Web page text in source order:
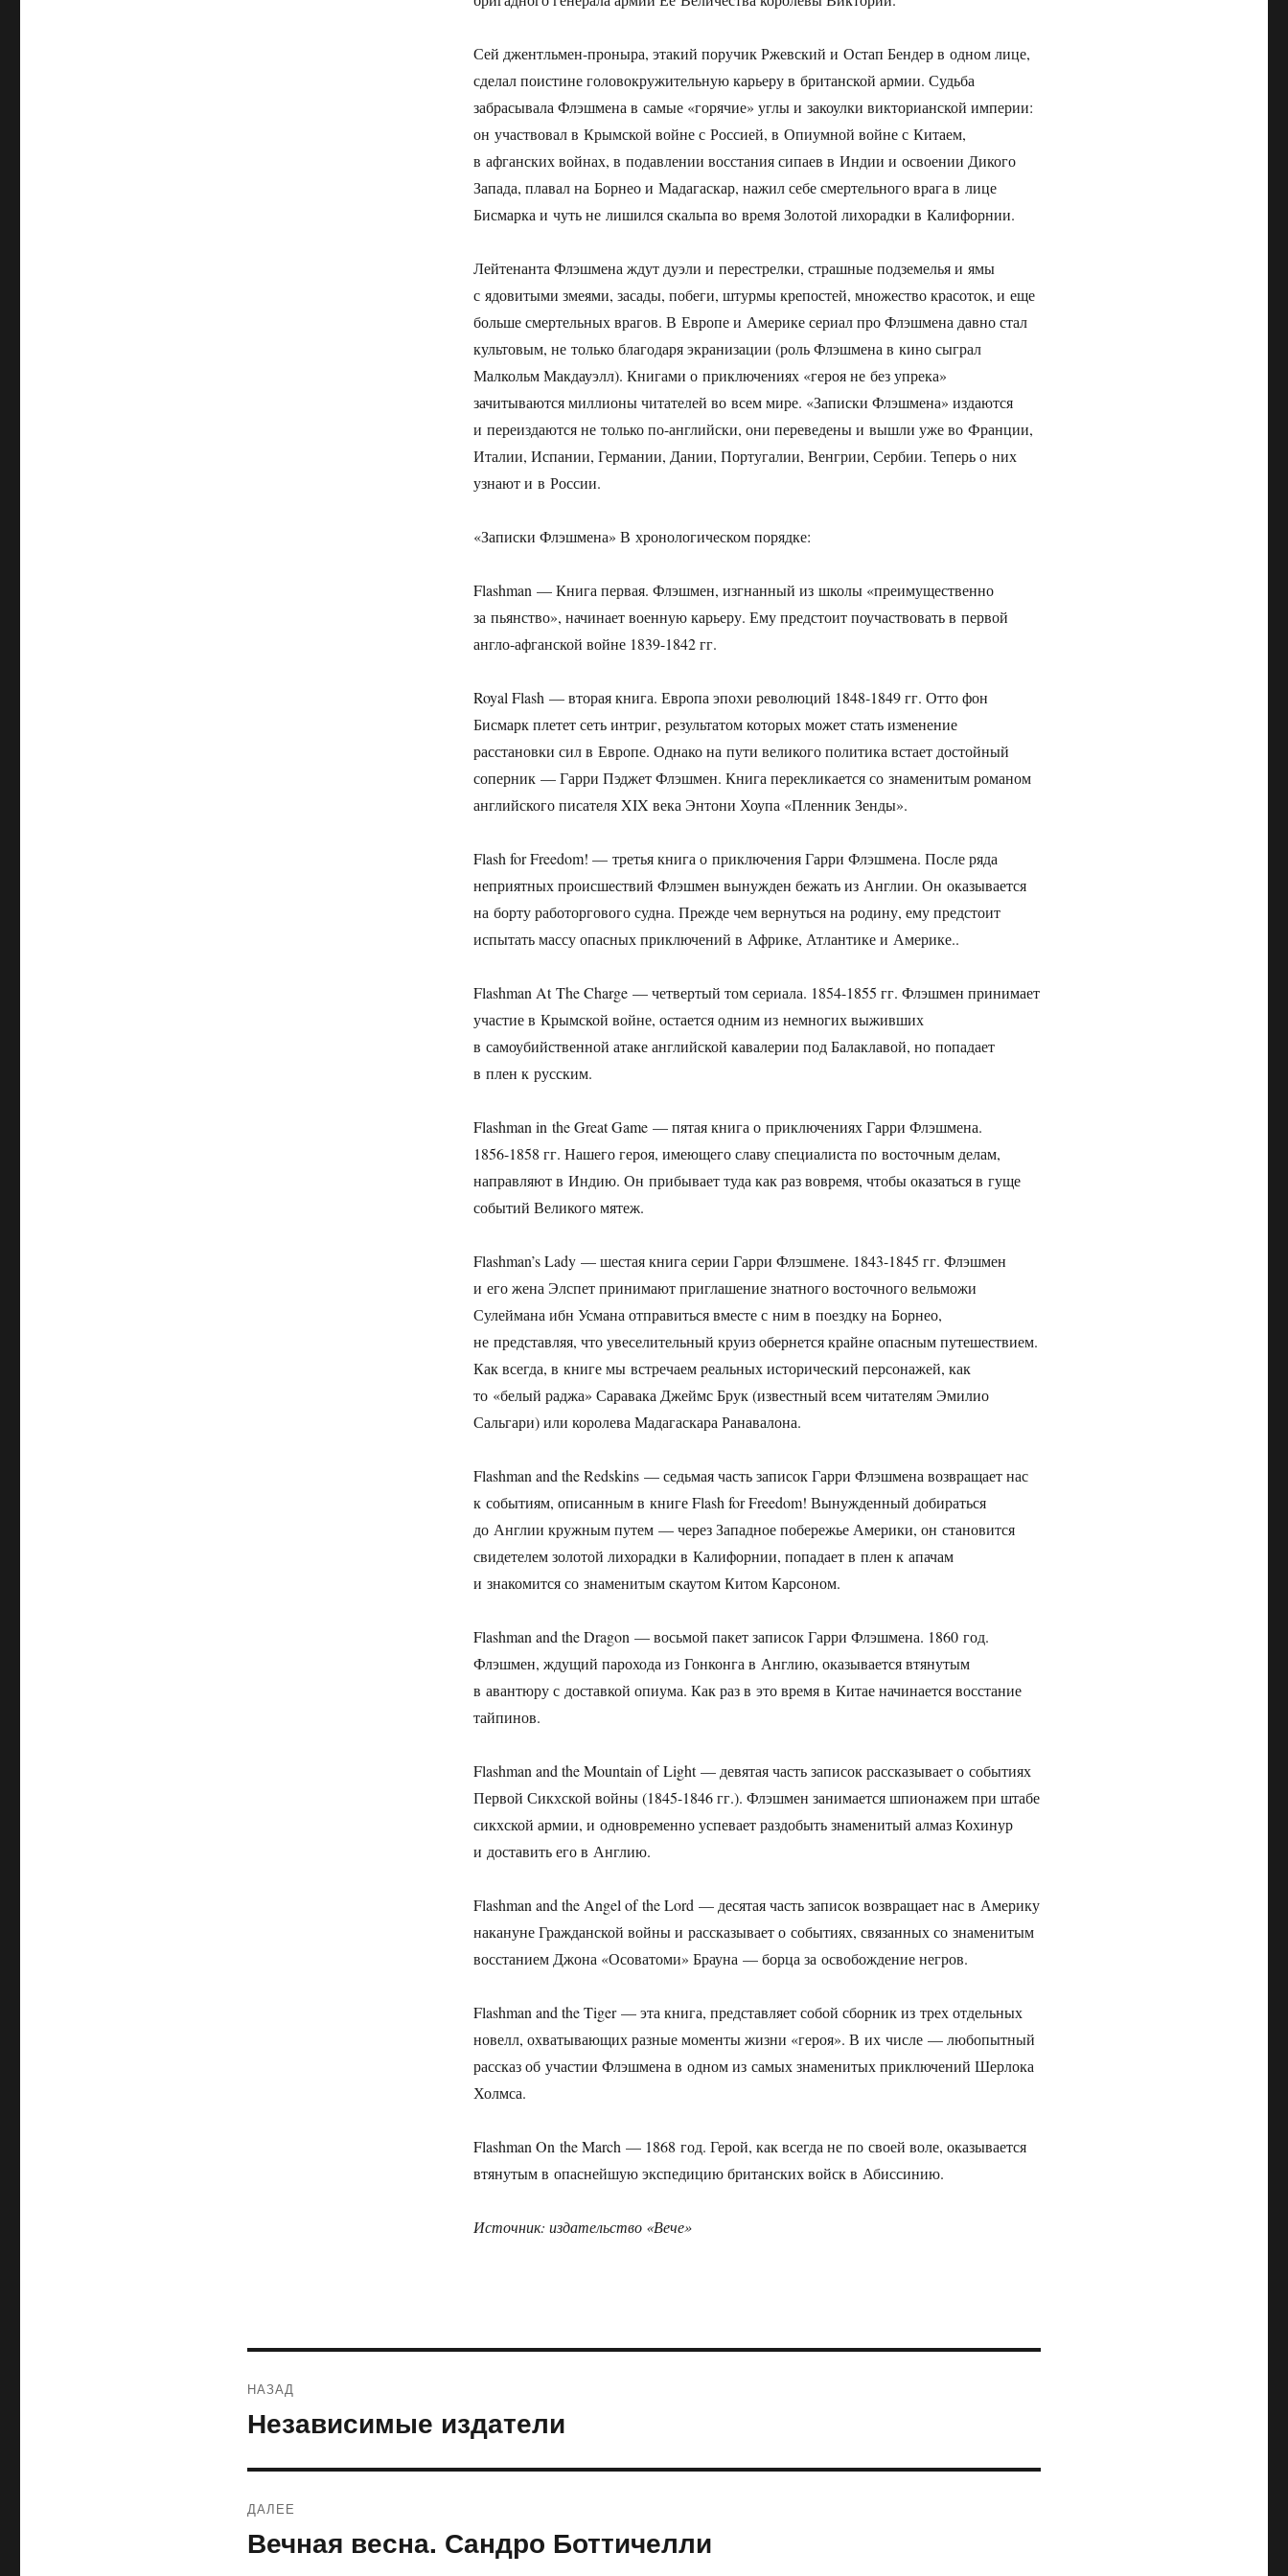
Сей джентльмен-проныра, этакий поручик Ржевский и Остап Бендер в одном лице,
сделал поистине головокружительную карьеру в британской армии. Судьба
забрасывала Флэшмена в самые «горячие» углы и закоулки викторианской империи:
он участвовал в Крымской войне с Россией, в Опиумной войне с Китаем,
в афганских войнах, в подавлении восстания сипаев в Индии и освоении Дикого
Запада, плавал на Борнео и Мадагаскар, нажил себе смертельного врага в лице
Бисмарка и чуть не лишился скальпа во время Золотой лихорадки в Калифорнии.
Лейтенанта Флэшмена ждут дуэли и перестрелки, страшные подземелья и ямы
с ядовитыми змеями, засады, побеги, штурмы крепостей, множество красоток, и еще
больше смертельных врагов. В Европе и Америке сериал про Флэшмена давно стал
культовым, не только благодаря экранизации (роль Флэшмена в кино сыграл
Малкольм Макдауэлл). Книгами о приключениях «героя не без упрека»
зачитываются миллионы читателей во всем мире. «Записки Флэшмена» издаются
и переиздаются не только по-английски, они переведены и вышли уже во Франции,
Италии, Испании, Германии, Дании, Португалии, Венгрии, Сербии. Теперь о них
узнают и в России.
«Записки Флэшмена» В хронологическом порядке:
Flashman — Книга первая. Флэшмен, изгнанный из школы «преимущественно
за пьянство», начинает военную карьеру. Ему предстоит поучаствовать в первой
англо-афганской войне 1839-1842 гг.
Royal Flash — вторая книга. Европа эпохи революций 1848-1849 гг. Отто фон
Бисмарк плетет сеть интриг, результатом которых может стать изменение
расстановки сил в Европе. Однако на пути великого политика встает достойный
соперник — Гарри Пэджет Флэшмен. Книга перекликается со знаменитым романом
английского писателя XIX века Энтони Хоупа «Пленник Зенды».
Flash for Freedom! — третья книга о приключения Гарри Флэшмена. После ряда
неприятных происшествий Флэшмен вынужден бежать из Англии. Он оказывается
на борту работоргового судна. Прежде чем вернуться на родину, ему предстоит
испытать массу опасных приключений в Африке, Атлантике и Америке..
Flashman At The Charge — четвертый том сериала. 1854-1855 гг. Флэшмен принимает
участие в Крымской войне, остается одним из немногих выживших
в самоубийственной атаке английской кавалерии под Балаклавой, но попадает
в плен к русским.
Flashman in the Great Game — пятая книга о приключениях Гарри Флэшмена.
1856-1858 гг. Нашего героя, имеющего славу специалиста по восточным делам,
направляют в Индию. Он прибывает туда как раз вовремя, чтобы оказаться в гуще
событий Великого мятеж.
Flashman’s Lady — шестая книга серии Гарри Флэшмене. 1843-1845 гг. Флэшмен
и его жена Элспет принимают приглашение знатного восточного вельможи
Сулеймана ибн Усмана отправиться вместе с ним в поездку на Борнео,
не представляя, что увеселительный круиз обернется крайне опасным путешествием.
Как всегда, в книге мы встречаем реальных исторический персонажей, как
то «белый раджа» Саравака Джеймс Брук (известный всем читателям Эмилио
Сальгари) или королева Мадагаскара Ранавалона.
Flashman and the Redskins — седьмая часть записок Гарри Флэшмена возвращает нас
к событиям, описанным в книге Flash for Freedom! Вынужденный добираться
до Англии кружным путем — через Западное побережье Америки, он становится
свидетелем золотой лихорадки в Калифорнии, попадает в плен к апачам
и знакомится со знаменитым скаутом Китом Карсоном.
Flashman and the Dragon — восьмой пакет записок Гарри Флэшмена. 1860 год.
Флэшмен, ждущий парохода из Гонконга в Англию, оказывается втянутым
в авантюру с доставкой опиума. Как раз в это время в Китае начинается восстание
тайпинов.
Flashman and the Mountain of Light — девятая часть записок рассказывает о событиях
Первой Сикхской войны(1845-1846 гг.). Флэшмен занимается шпионажем при штабе
сикхской армии, и одновременно успевает раздобыть знаменитый алмаз Кохинур
и доставить его в Англию.
Flashman and the Angel of the Lord — десятая часть записок возвращает нас в Америку
накануне Гражданской войны и рассказывает о событиях, связанных со знаменитым
восстанием Джона «Осоватоми» Брауна — борца за освобождение негров.
Flashman and the Tiger — эта книга, представляет собой сборник из трех отдельных
новелл, охватывающих разные моменты жизни «героя». В их числе — любопытный
рассказ об участии Флэшмена в одном из самых знаменитых приключений Шерлока
Холмса.
Flashman On the March — 1868 год. Герой, как всегда не по своей воле, оказывается
втянутым в опаснейшую экспедицию британских войск в Абиссинию.
Источник: издательство «Вече»
по
НАЗАД
Предыдущая
Независимые издатели
ДАЛЕЕ
Следующая
Вечная весна. Сандро Боттичелли